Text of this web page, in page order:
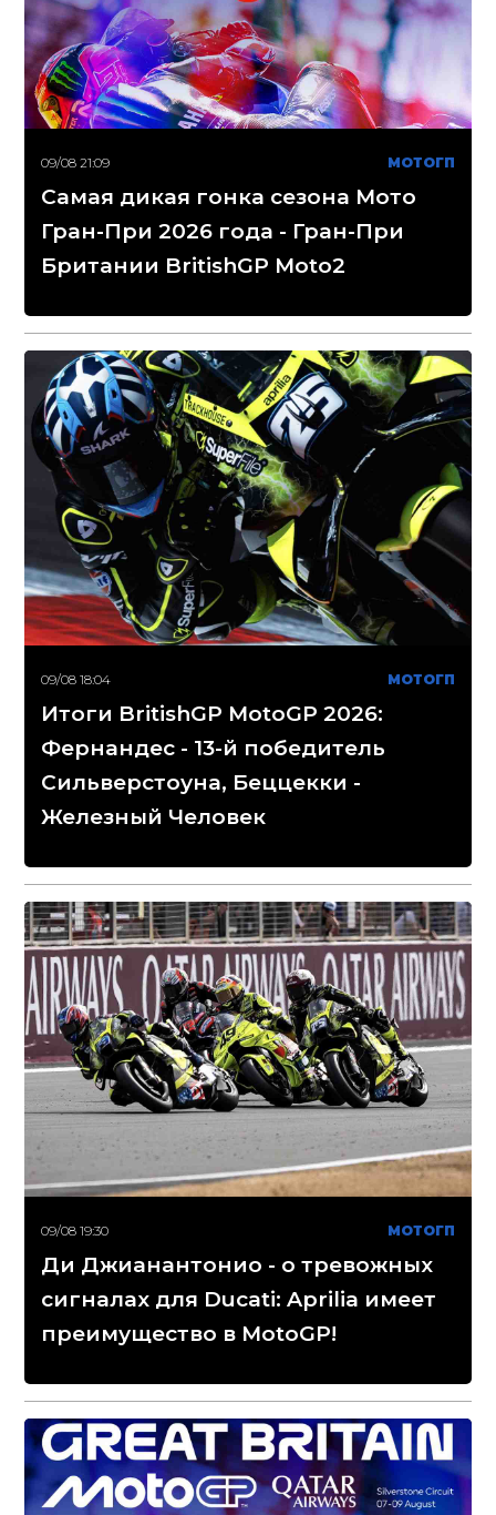
09/08 21:09 МОТОГП
Самая дикая гонка сезона Мото
Гран-При 2026 года - Гран-При
Британии BritishGP Moto2
09/08 18:04 МОТОГП
Итоги BritishGP MotoGP 2026:
Фернандес - 13-й победитель
Сильверстоуна, Беццекки -
Железный Человек
09/08 19:30 МОТОГП
Ди Джианантонио - о тревожных
сигналах для Ducati: Aprilia имеет
преимущество в MotoGP!